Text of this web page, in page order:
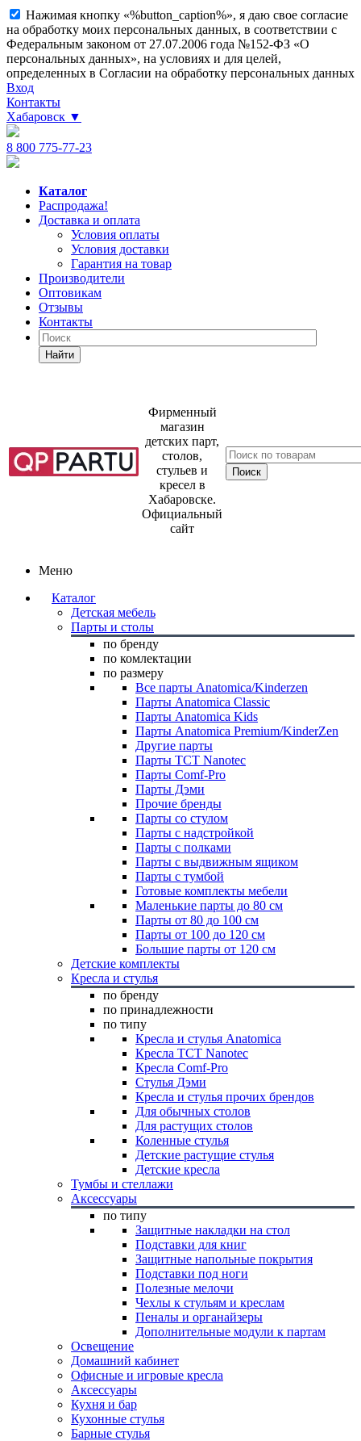
Нажимая кнопку «%button_caption%», я даю свое согласие
на обработку моих персональных данных, в соответствии с
Федеральным законом от 27.07.2006 года №152-ФЗ «О
персональных данных», на условиях и для целей,
определенных в Согласии на обработку персональных данных
Вход
Контакты
Хабаровск ▼
8 800 775-77-23
Каталог
Распродажа!
Доставка и оплата
Условия оплаты
Условия доставки
Гарантия на товар
Производители
Оптовикам
Отзывы
Контакты
Найти
Фирменный
магазин
детских парт,
столов,
стульев и
кресел в
Хабаровске.
Официальный
сайт
Меню
Каталог
Детская мебель
Парты и столы
по бренду
по комлектации
по размеру
Все парты Anatomica/Kinderzen
Парты Anatomica Classic
Парты Anatomica Kids
Парты Anatomica Premium/KinderZen
Другие парты
Парты TCT Nanotec
Парты Comf-Pro
Парты Дэми
Прочие бренды
Парты со стулом
Парты с надстройкой
Парты с полками
Парты с выдвижным ящиком
Парты с тумбой
Готовые комплекты мебели
Маленькие парты до 80 см
Парты от 80 до 100 см
Парты от 100 до 120 см
Большие парты от 120 см
Детские комплекты
Кресла и стулья
по бренду
по принадлежности
по типу
Кресла и стулья Anatomica
Кресла TCT Nanotec
Кресла Comf-Pro
Стулья Дэми
Кресла и стулья прочих брендов
Для обычных столов
Для растущих столов
Коленные стулья
Детские растущие стулья
Детские кресла
Тумбы и стеллажи
Аксессуары
по типу
Защитные накладки на стол
Подставки для книг
Защитные напольные покрытия
Подставки под ноги
Полезные мелочи
Чехлы к стульям и креслам
Пеналы и органайзеры
Дополнительные модули к партам
Освещение
Домашний кабинет
Офисные и игровые кресла
Аксессуары
Кухня и бар
Кухонные стулья
Барные стулья